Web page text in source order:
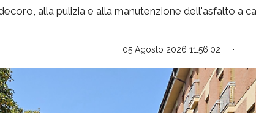
alla pulizia e alla manutenzione dell'asfalto a
05 Agosto 2026 11:56:02